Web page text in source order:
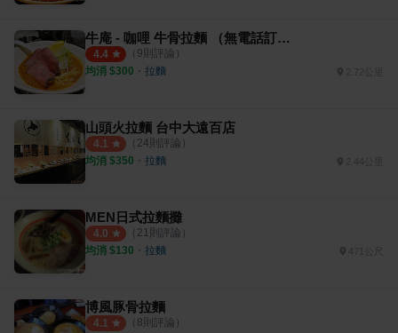
牛庵 - 咖哩 牛骨拉麵 （無電話訂位）
4.4 （ 9則評論）
均消 $300 ・ 拉麵
山頭火拉麵 台中大遠百店
4.1 （ 24則評論）
均消 $350 ・ 拉麵 2.44公里
MEN日式拉麵攤
4.0 （ 21則評論）
均消 $130 ・ 拉麵 471公尺
博風豚骨拉麵
4.1 （ 8則評論）